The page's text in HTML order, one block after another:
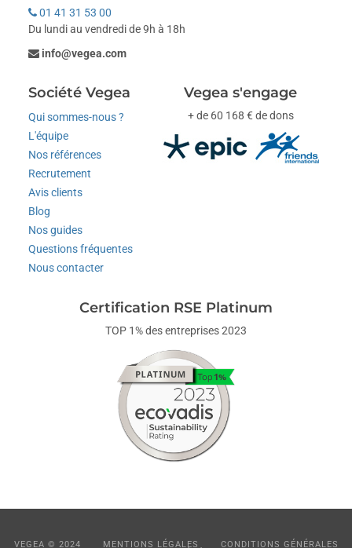
01 41 31 53 00
Du lundi au vendredi de 9h à 18h
info@vegea.com
Société Vegea
Qui sommes-nous ?
L'équipe
Nos références
Recrutement
Avis clients
Blog
Nos guides
Questions fréquentes
Nous contacter
Vegea s'engage
+ de 60 168 € de dons
Certification RSE Platinum
TOP 1% des entreprises 2023
VEGEA © 2024 MENTIONS LÉGALES CONDITIONS GÉNÉRALES